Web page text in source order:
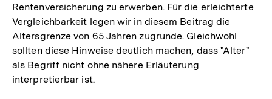
Rentenversicherung zu erwerben. Für die erleichterte
Vergleichbarkeit legen wir in diesem Beitrag die
Altersgrenze von 65 Jahren zugrunde. Gleichwohl
sollten diese Hinweise deutlich machen, dass "Alter"
als Begriff nicht ohne nähere Erläuterung
interpretierbar ist.